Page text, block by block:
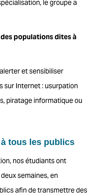
le groupe a
populations dites à
et sensibiliser
sur Internet : usurpation
piratage informatique ou
tous les publics
nos étudiants ont
semaines, en
afin de transmettre des